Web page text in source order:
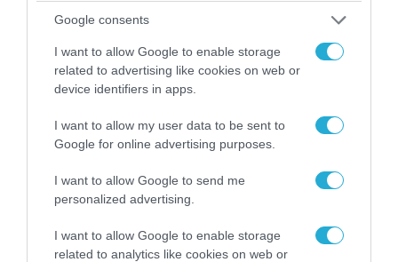
Google consents
I want to allow Google to enable storage
related to advertising like cookies on web or
device identifiers in apps.
I want to allow my user data to be sent to
Google for online advertising purposes.
I want to allow Google to send me
personalized advertising.
I want to allow Google to enable storage
related to analytics like cookies on web or
05.08.2026 | 15:02
ΗΠΑ: Σε εξέλιξη έρευνα της FAA για
Marine One που μετέφερε τον Ν.Τραμπ